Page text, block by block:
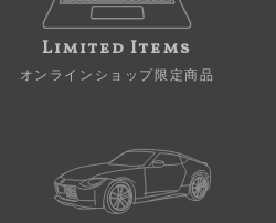
Limited Items
オンラインショップ限定商品